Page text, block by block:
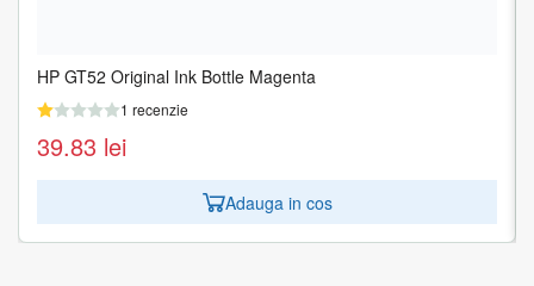
HP GT52 Original Ink Bottle Magenta
1 recenzie
39.83 lei
Adauga in cos
HP GT52 Original Ink Bottle Yellow
1 recenzie
39.83 lei
Adauga in cos